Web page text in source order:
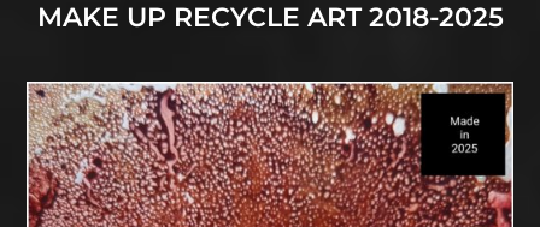
MAKE UP RECYCLE ART 2018-2025